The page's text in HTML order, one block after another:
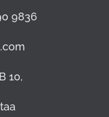
9836
10,